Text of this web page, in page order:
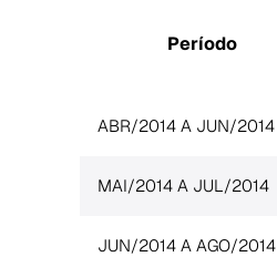
Período
ABR/2014 A JUN/2014
MAI/2014 A JUL/2014
JUN/2014 A AGO/2014